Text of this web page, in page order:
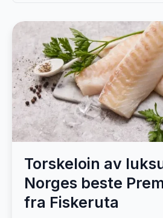
Torskeloin av
Norges beste
fra Fiskeruta